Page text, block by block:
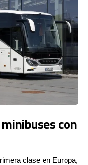
con
clase en Europa,